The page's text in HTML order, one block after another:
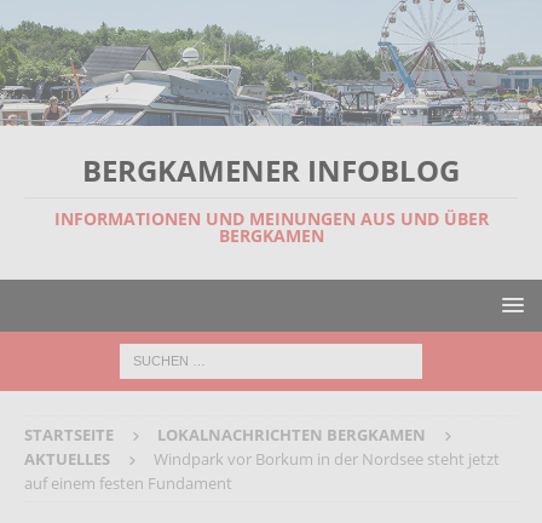
BERGKAMENER INFOBLOG
INFORMATIONEN UND MEINUNGEN AUS UND ÜBER
BERGKAMEN
STARTSEITE
LOKALNACHRICHTEN BERGKAMEN
AKTUELLES
Windpark vor Borkum in der Nordsee steht jetzt
auf einem festen Fundament